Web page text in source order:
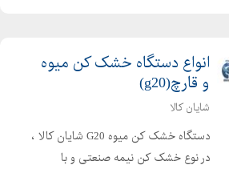
انواع دستگاه خشک کن میوه
و قارچ(g20)
شایان کالا
دستگاه خشک کن میوه G20 شایان کالا ،
در نوع خشک کن نیمه صنعتی و با